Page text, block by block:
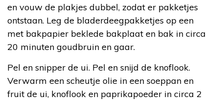
en vouw de plakjes dubbel, zodat er pakketjes
ontstaan. Leg de bladerdeegpakketjes op een
met bakpapier beklede bakplaat en bak in circa
20 minuten goudbruin en gaar.
Pel en snipper de ui. Pel en snijd de knoflook.
Verwarm een scheutje olie in een soeppan en
fruit de ui, knoflook en paprikapoeder in circa 2